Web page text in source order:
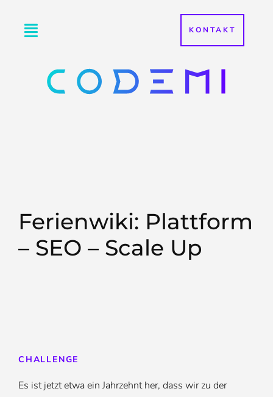
KONTAKT
Ferienwiki: Plattform
– SEO – Scale Up
CHALLENGE
Es ist jetzt etwa ein Jahrzehnt her, dass wir zu der